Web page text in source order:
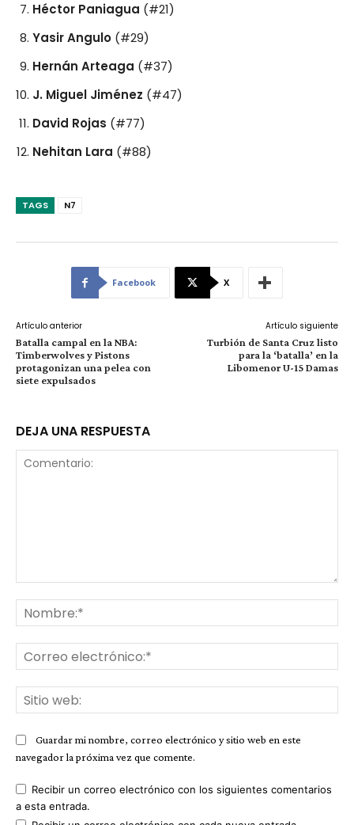
Héctor Paniagua (#21)
Yasir Angulo (#29)
Hernán Arteaga (#37)
J. Miguel Jiménez (#47)
David Rojas (#77)
Nehitan Lara (#88)
TAGS N7
Facebook X
Artículo anterior
Batalla campal en la NBA:
Timberwolves y Pistons
protagonizan una pelea con
siete expulsados
Artículo siguiente
Turbión de Santa Cruz listo
para la ‘batalla’ en la
Libomenor U-15 Damas
DEJA UNA RESPUESTA
Guardar mi nombre, correo electrónico y sitio web en este
navegador la próxima vez que comente.
Recibir un correo electrónico con los siguientes comentarios
a esta entrada.